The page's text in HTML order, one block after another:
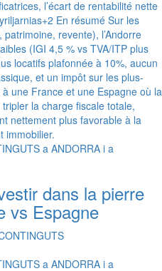
a ANDORRA i a
dans la pierre
vs Espagne
a ANDORRA i a